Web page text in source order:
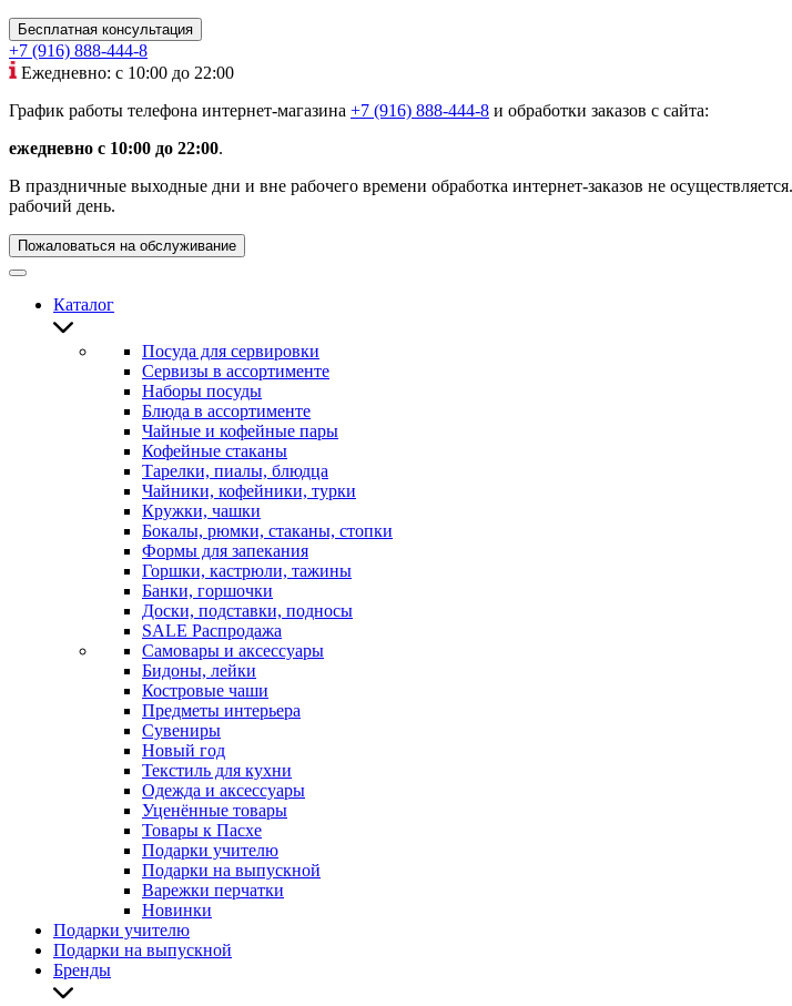
Бесплатная консультация
+7 (916) 888-444-8
Ежедневно: с 10:00 до 22:00
График работы телефона интернет-магазина +7 (916) 888-444-8 и обработки заказов с сайта:
ежедневно с 10:00 до 22:00.
В праздничные выходные дни и вне рабочего времени обработка интернет-заказов не
рабочий день.
Пожаловаться на обслуживание
Каталог
Посуда для сервировки
Сервизы в ассортименте
Наборы посуды
Блюда в ассортименте
Чайные и кофейные пары
Кофейные стаканы
Тарелки, пиалы, блюдца
Чайники, кофейники, турки
Кружки, чашки
Бокалы, рюмки, стаканы, стопки
Формы для запекания
Горшки, кастрюли, тажины
Банки, горшочки
Доски, подставки, подносы
SALE Распродажа
Самовары и аксессуары
Бидоны, лейки
Костровые чаши
Предметы интерьера
Сувениры
Новый год
Текстиль для кухни
Одежда и аксессуары
Уценённые товары
Товары к Пасхе
Подарки учителю
Подарки на выпускной
Варежки перчатки
Новинки
Подарки учителю
Подарки на выпускной
Бренды